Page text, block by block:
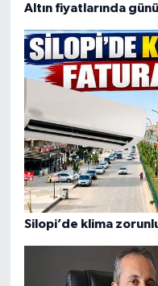
Altın fiyatlarında
Silopi’de klima